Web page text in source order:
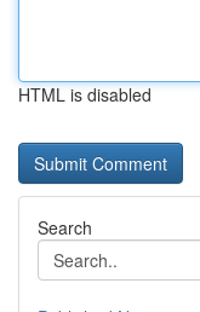
HTML is disabled
Search